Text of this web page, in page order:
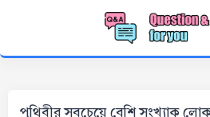
পৃথিবীর সবচেয়ে বেশি সংখ্যাক